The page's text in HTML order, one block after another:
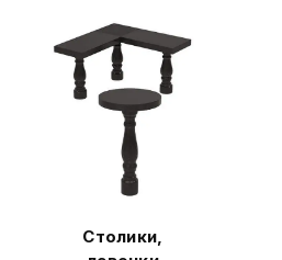
Столики,